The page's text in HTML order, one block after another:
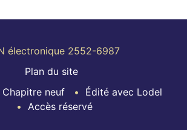
électronique 2552-6987
Plan du site
neuf
Édité avec Lodel
Accès réservé